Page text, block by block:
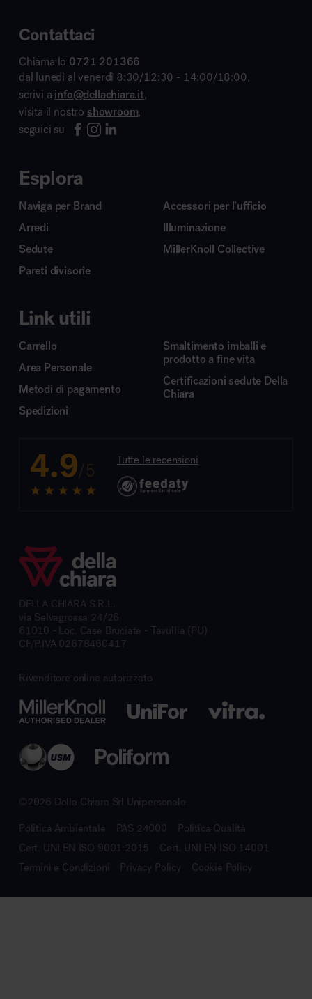
Contattaci
Chiama lo 0721 201366
dal lunedì al venerdì 8:30/12:30 - 14:00/18:00,
scrivi a info@dellachiara.it,
visita il nostro showroom,
seguici su
Esplora
Naviga per Brand
Arredi
Sedute
Pareti divisorie
Accessori per l’ufficio
Illuminazione
MillerKnoll Collective
Link utili
Carrello
Area Personale
Metodi di pagamento
Spedizioni
Smaltimento imballi e
prodotto a fine vita
Certificazioni sedute Della
Chiara
4.9/5 Tutte le recensioni
DELLA CHIARA S.R.L.
via Selvagrossa 24/26
61010 - Loc. Case Bruciate - Tavullia (PU)
CF/P.IVA 02678460417
Rivenditore online autorizzato
©2026 Della Chiara Srl Unipersonale
Politica Ambientale PAS 24000
Politica Qualità
Cert. UNI EN ISO 9001:2015
Cert. UNI EN ISO 14001
Termini e Condizioni
Privacy Policy Cookie Policy